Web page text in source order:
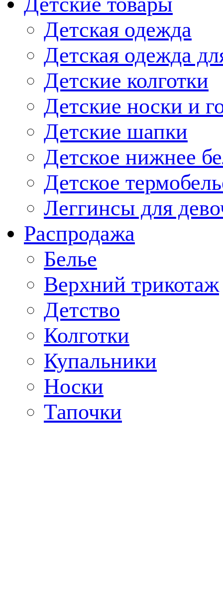
Детская одежда
Детская одежда
Детские колготки
Детские носки и
Детские шапки
Детское нижнее
Детское
Леггинсы для
Распродажа
Белье
Верхний трикотаж
Детство
Колготки
Купальники
Носки
Тапочки